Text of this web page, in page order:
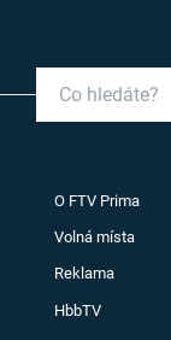
O FTV Prima
Volná místa
Reklama
HbbTV